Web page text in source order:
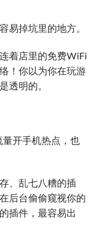
易掉坑里的地方。
着店里的免费WiFi
！你以为你在玩游
透明的。
开手机热点，也
、乱七八糟的插
后台偷偷窥视你的
插件，最容易出